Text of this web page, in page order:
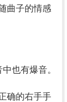
曲子的情感
也有爆音。
确的右手手